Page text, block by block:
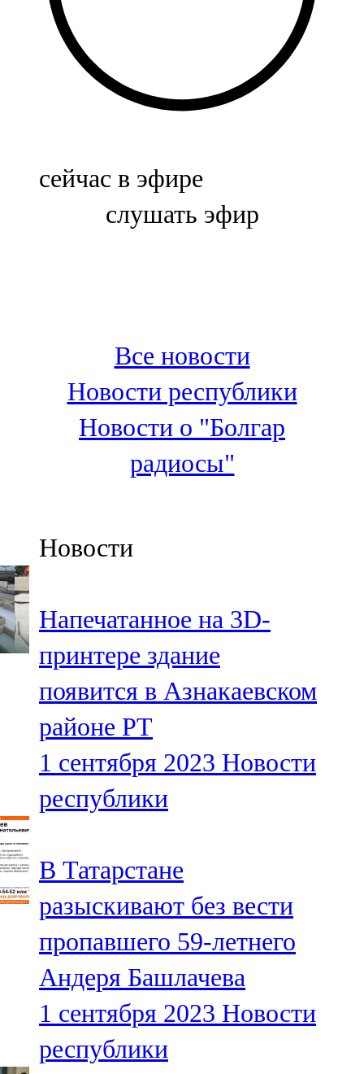
Баулы
107,5 FM
Биләр
Болгар
100,3 FM
Зәй
106,6 FM
Кадыбаш
105,2 FM
91,5 FM
106,1 FM
Кама тамагы
71,51 FM
Кукмара
107,9 FM
Лениногорский
Мамадыш
106,2 FM
Минзәлә
107,3 FM
Мөслим
100,0 FM
сейчас в эфире
слушать эфир
Все новости
Новости республики
Новости о "Болгар
радиосы"
Новости
Напечатанное на 3D-
принтере здание
появится в Азнакаевском
районе РТ
1 сентября 2023 Новости
республики
В Татарстане
разыскивают без вести
пропавшего 59-летнего
Андеря Башлачева
1 сентября 2023 Новости
республики